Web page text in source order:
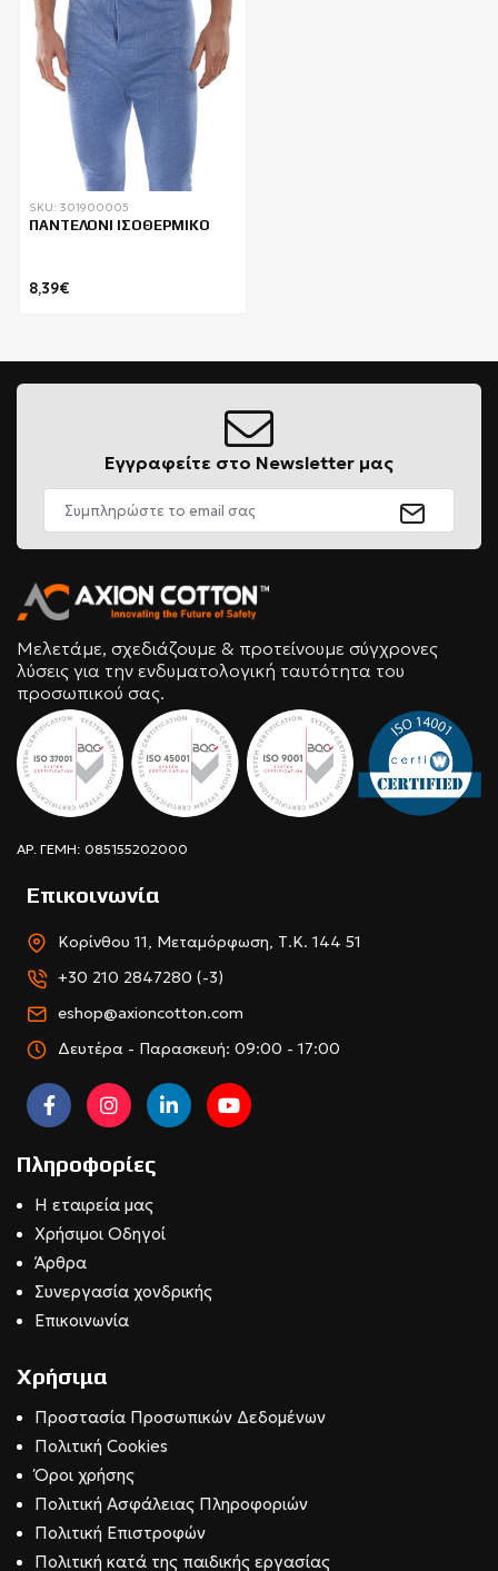
SKU: 301900005
ΠΑΝΤΕΛΟΝΙ ΙΣΟΘΕΡΜΙΚΟ
8,39€
Εγγραφείτε στο Newsletter μας
Μελετάμε, σχεδιάζουμε & προτείνουμε σύγχρονες
λύσεις για την ενδυματολογική ταυτότητα του
προσωπικού σας.
ΑΡ. ΓΕΜΗ: 085155202000
Επικοινωνία
Κορίνθου 11, Μεταμόρφωση, Τ.Κ. 144 51
+30 210 2847280 (-3)
eshop@axioncotton.com
Δευτέρα - Παρασκευή: 09:00 - 17:00
Πληροφορίες
Η εταιρεία μας
Χρήσιμοι Οδηγοί
Άρθρα
Συνεργασία χονδρικής
Επικοινωνία
Χρήσιμα
Προστασία Προσωπικών Δεδομένων
Πολιτική Cookies
Όροι χρήσης
Πολιτική Ασφάλειας Πληροφοριών
Πολιτική Επιστροφών
Πολιτική κατά της παιδικής εργασίας